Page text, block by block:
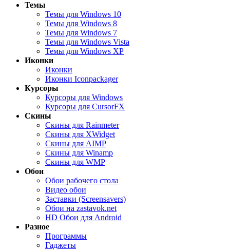
Темы
Темы для Windows 10
Темы для Windows 8
Темы для Windows 7
Темы для Windows Vista
Темы для Windows XP
Иконки
Иконки
Иконки Iconpackager
Курсоры
Курсоры для Windows
Курсоры для CursorFX
Скины
Скины для Rainmeter
Скины для XWidget
Скины для AIMP
Скины для Winamp
Скины для WMP
Обои
Обои рабочего стола
Видео обои
Заставки (Screensavers)
Обои на zastavok.net
HD Обои для Android
Разное
Программы
Гаджеты